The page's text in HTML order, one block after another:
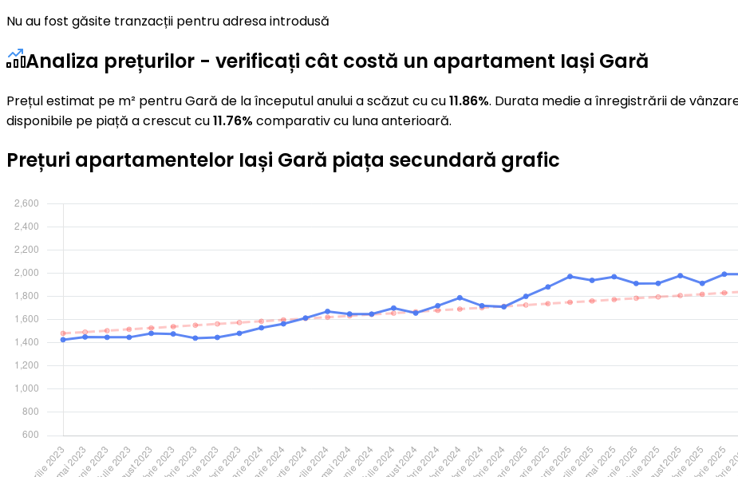
Nu au fost găsite tranzacții pentru adresa introdusă
Analiza prețurilor - verificați cât costă un apartament Iași Gară
Prețul estimat pe m² pentru Gară de la începutul anului a scăzut cu cu11.86%. Durata medie a înregistrării de
disponibile pe piață a crescut cu11.76% comparativ cu luna anterioară.
Prețuri apartamentelor Iași Gară piața secundară grafic